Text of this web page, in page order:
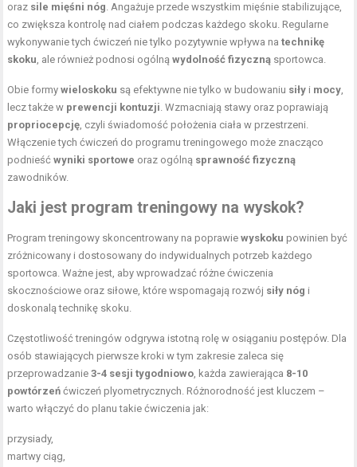
oraz sile mięśni nóg. Angażuje przede wszystkim mięśnie stabilizujące,
co zwiększa kontrolę nad ciałem podczas każdego skoku. Regularne
wykonywanie tych ćwiczeń nie tylko pozytywnie wpływa natechnikę
skoku, ale również podnosi ogólnąwydolność fizyczną sportowca.
Obie formywieloskoku są efektywne nie tylko w budowaniu siły i mocy,
lecz także w prewencji kontuzji. Wzmacniają stawy oraz poprawiają
propriocepcję, czyli świadomość położenia ciała w przestrzeni.
Włączenie tych ćwiczeń do programu treningowego może znacząco
podnieśćwyniki sportowe oraz ogólną sprawność fizyczną
zawodników.
Jaki jest program treningowy na wyskok?
Program treningowy skoncentrowany na poprawiewyskoku powinien być
zróżnicowany i dostosowany do indywidualnych potrzeb każdego
sportowca. Ważne jest, aby wprowadzać różne ćwiczenia
skocznościowe oraz siłowe, które wspomagają rozwój siły nóg i
doskonalą technikę skoku.
Częstotliwość treningów odgrywa istotną rolę w osiąganiu postępów. Dla
osób stawiających pierwsze kroki w tym zakresie zaleca się
przeprowadzanie3-4 sesji tygodniowo, każda zawierająca 8-10
powtórzeń ćwiczeń plyometrycznych. Różnorodność jest kluczem –
warto włączyć do planu takie ćwiczenia jak:
przysiady,
martwy ciąg,